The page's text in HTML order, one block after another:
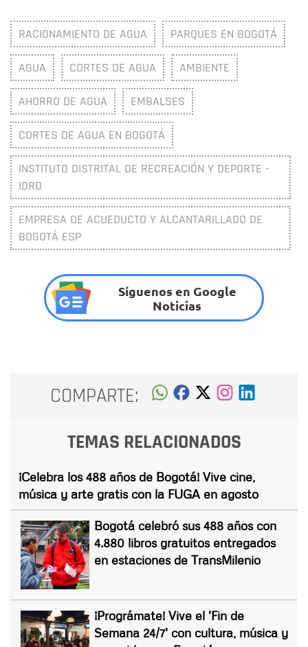
RACIONAMIENTO DE AGUA PARQUES EN BOGOTÁ
AGUA CORTES DE AGUA AMBIENTE
AHORRO DE AGUA EMBALSES
CORTES DE AGUA EN BOGOTÁ
INSTITUTO DISTRITAL DE RECREACIÓN Y DEPORTE -
IDRD
EMPRESA DE ACUEDUCTO Y ALCANTARILLADO DE
BOGOTÁ ESP
Síguenos en Google
Noticias
COMPARTE:
TEMAS RELACIONADOS
¡Celebra los 488 años de Bogotá! Vive cine,
música y arte gratis con la FUGA en agosto
Bogotá celebró sus 488 años con
4.880 libros gratuitos entregados
en estaciones de TransMilenio
¡Prográmate! Vive el 'Fin de
Semana 24/7' con cultura, música y